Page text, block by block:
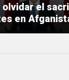
olvidar el
en